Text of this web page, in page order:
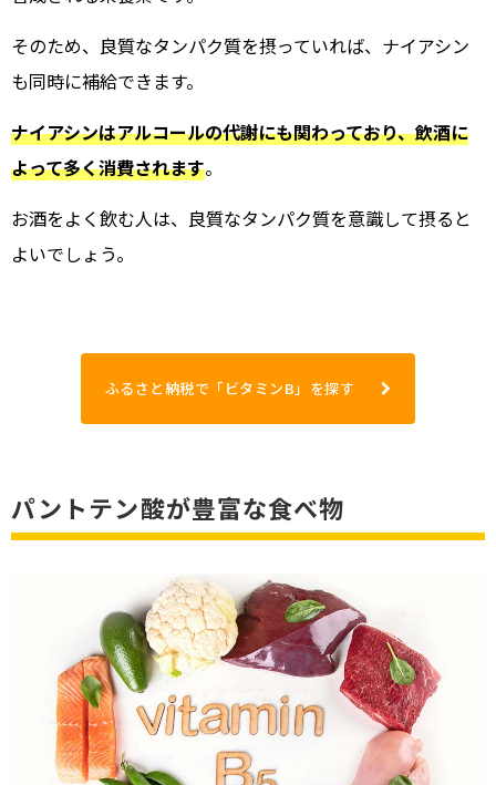
そのため、良質なタンパク質を摂っていれば、ナイアシン
も同時に補給できます。
ナイアシンはアルコールの代謝にも関わっており、飲酒に
よって多く消費されます。
お酒をよく飲む人は、良質なタンパク質を意識して摂ると
よいでしょう。
ふるさと納税で「ビタミンB」を探す
パントテン酸が豊富な食べ物